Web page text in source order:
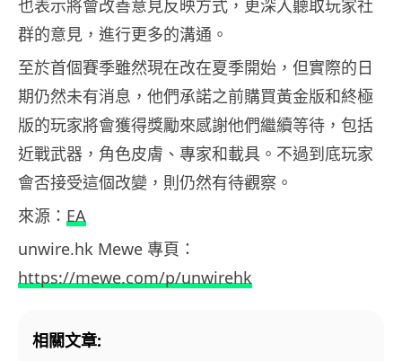
也表示將會改善意見反映方式，更深入聽取玩家社
群的意見，進行更多的溝通。
至於首個賽季雖然現在改在夏季開始，但實際的日
期仍然未有消息，他們承諾之前購買黃金版和終極
版的玩家將會獲得獎勵來感謝他們繼續等待，包括
近戰武器，角色皮膚、專家和載具。不過到底玩家
會否接受這個改變，則仍然有待觀察。
來源： EA
unwire.hk Mewe 專頁：
https://mewe.com/p/unwirehk
相關文章: